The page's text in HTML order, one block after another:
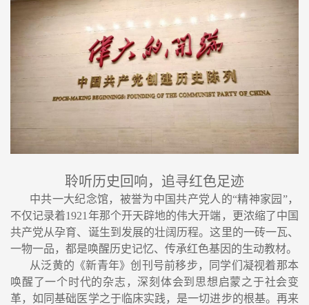
聆听历史回响，追寻红色足迹
中共一大纪念馆，被誉为中国共产党人的“精神家园 ”，
不仅记录着1921 年那个开天辟地的伟大开端，更浓缩了中国
共产党从孕育、诞生到发展的壮阔历程。这里的一砖一瓦、
一物一品，都是唤醒历史记忆、传承红色基因的生动教材。
从泛黄的《新青年》创刊号前移步，同学们凝视着那本
唤醒了一个时代的杂志，深刻体会到思想启蒙之于社会变
革，如同基础医学之于临床实践，是一切进步的根基。再来